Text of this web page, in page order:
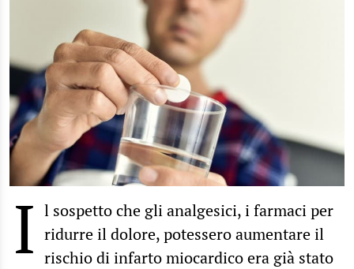
I l sospetto che gli analgesici, i farmaci per
ridurre il dolore, potessero aumentare il
rischio di infarto miocardico era già stato